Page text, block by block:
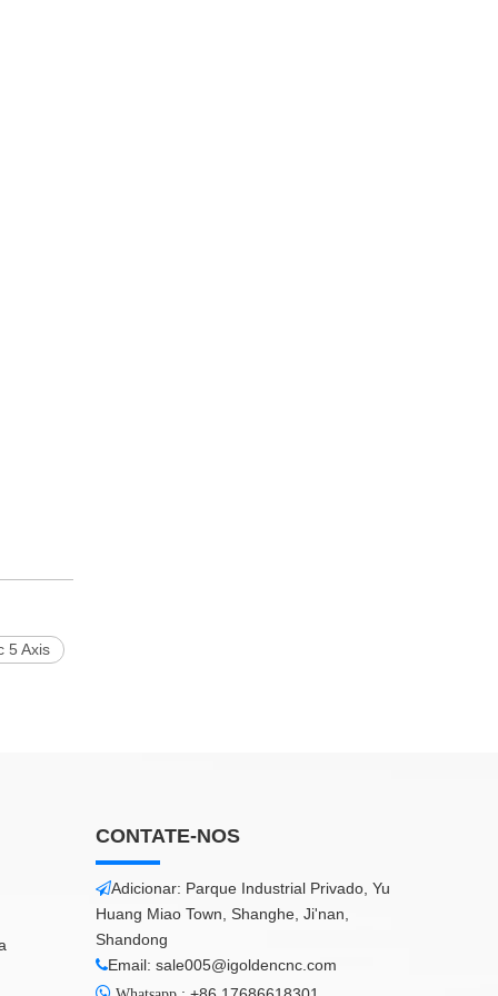
5 Axis
CONTATE-NOS
Adicionar: Parque Industrial Privado, Yu
Huang Miao Town, Shanghe, Ji'nan,
Shandong
Email: sale005@igoldencnc.com